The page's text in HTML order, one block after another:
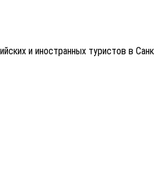
и иностранных туристов в